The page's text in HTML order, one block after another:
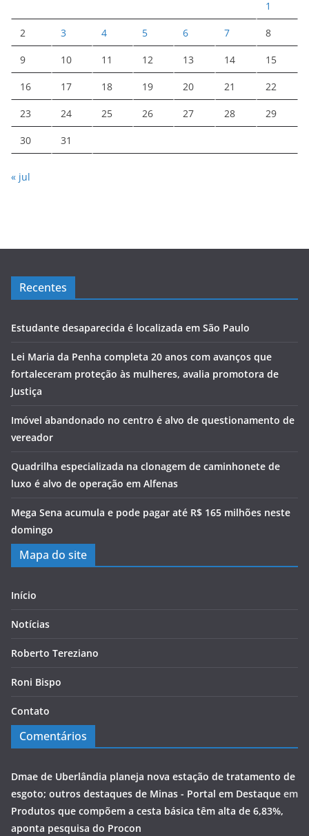
1
2 3 4 5 6 7 8
9 10 11 12 13 14 15
16 17 18 19 20 21 22
23 24 25 26 27 28 29
30 31
« jul
Recentes
Estudante desaparecida é localizada em São Paulo
Lei Maria da Penha completa 20 anos com avanços que
fortaleceram proteção às mulheres, avalia promotora de
Justiça
Imóvel abandonado no centro é alvo de questionamento de
vereador
Quadrilha especializada na clonagem de caminhonete de
luxo é alvo de operação em Alfenas
Mega Sena acumula e pode pagar até R$ 165 milhões neste
domingo
Mapa do site
Início
Notícias
Roberto Tereziano
Roni Bispo
Contato
Comentários
Dmae de Uberlândia planeja nova estação de tratamento de
esgoto; outros destaques de Minas - Portal em Destaque em
Produtos que compõem a cesta básica têm alta de 6,83%,
aponta pesquisa do Procon